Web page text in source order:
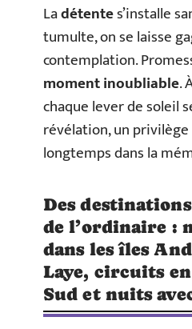
Ladétentes’installe
tumulte, on se laisse
contemplation.
moment inoubliable.
chaque lever de soleil
révélation, un
longtemps dans la
Des
de l’ordinaire :
dans les îles
Laye, circuits
Sud et nuits